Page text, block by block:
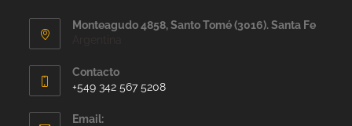
Monteagudo 4858, Santo Tomé (3016). Santa Fe
Contacto
+549 342 567 5208
Email: